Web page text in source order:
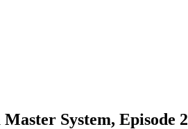
System, Episode 2